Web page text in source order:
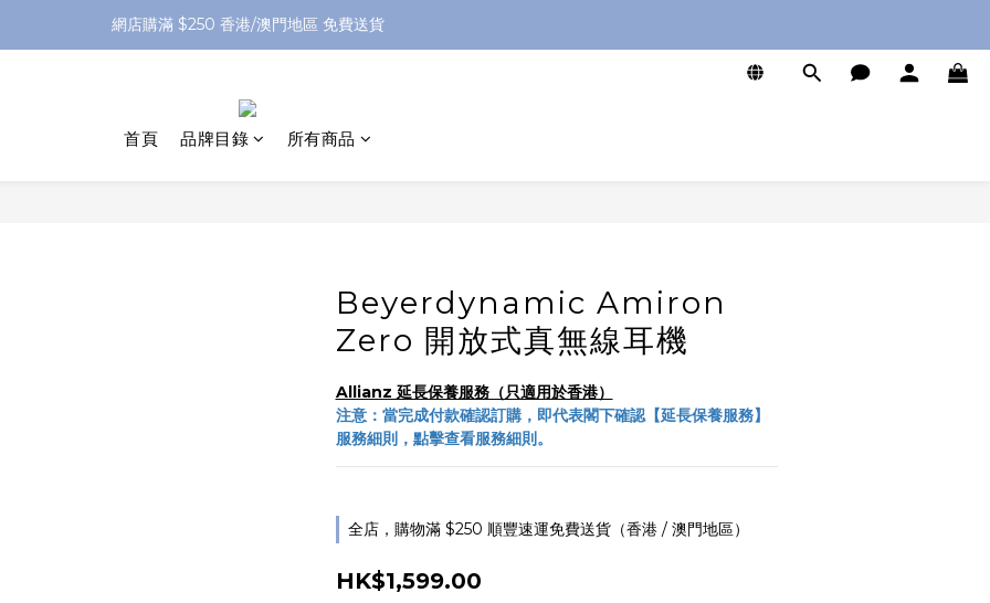
網店購滿 $250 香港/澳門地區 免費送貨
網店購滿 $250 香港/澳門地區 免費送貨
網店購滿 $250 香港/澳門地區 免費送貨
首頁 品牌目錄 所有商品
Beyerdynamic Amiron
Zero 開放式真無線耳機
Allianz 延長保養服務（只適用於香港）
注意：當完成付款確認訂購，即代表閣下確認【延長保養服務】
服務細則，點擊查看服務細則。
全店，購物滿 $250 順豐速運免費送貨（香港 / 澳門地區）
HK$1,599.00